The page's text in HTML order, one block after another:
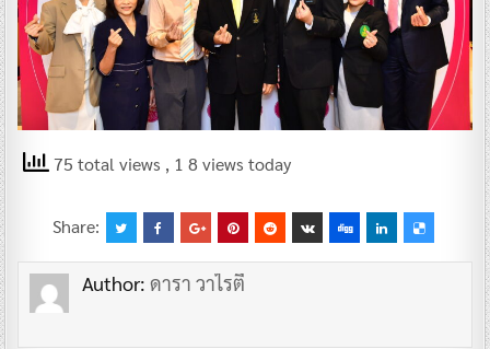
75 total views , 1 8 views today
Share:
Author: ดารา วาไรตี้